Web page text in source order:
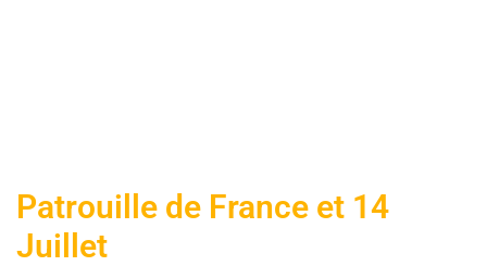
Patrouille de France et 14
Juillet